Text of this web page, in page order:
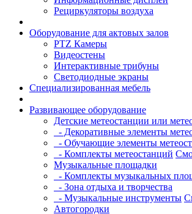
Рециркуляторы воздуха
Оборудование для актовых залов
PTZ Камеры
Видеостены
Интерактивные трибуны
Светодиодные экраны
Специализированная мебель
Развивающее оборудование
Детские метеостанции или
- Декоративные элементы
- Обучающие элементы
- Комплекты метеостанций
Музыкальные площадки
- Комплекты музыкальных
- Зона отдыха и творчества
- Музыкальные инструменты
Автогородки